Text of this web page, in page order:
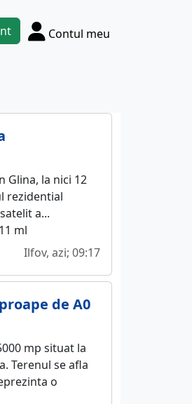
Contul meu
Glina, la nici 12
rezidential
a...
ml
Ilfov, azi; 09:17
de A0
mp situat la
Terenul se afla
o